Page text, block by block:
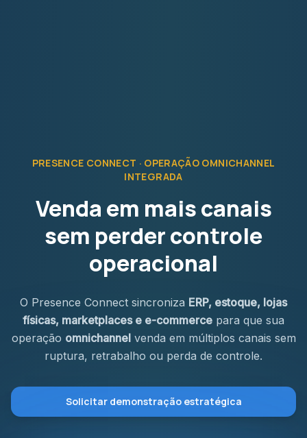
PRESENCE CONNECT · OPERAÇÃO OMNICHANNEL
INTEGRADA
Venda em mais canais
sem perder controle
operacional
O Presence Connect sincroniza ERP, estoque, lojas
físicas, marketplaces e e-commerce para que sua
operação omnichannelvenda em múltiplos canais sem
ruptura, retrabalho ou perda de controle.
Solicitar demonstração estratégica